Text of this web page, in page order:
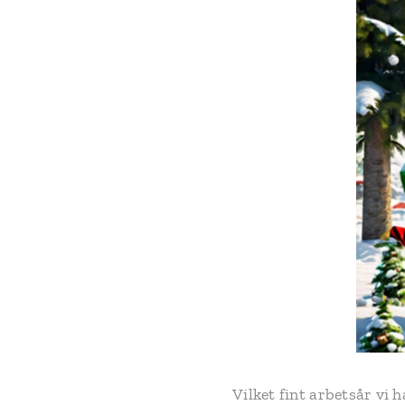
Vilket fint arbetsår vi